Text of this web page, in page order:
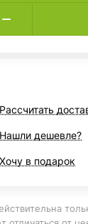
Рассчитать
Нашли дешевле?
Хочу в подарок